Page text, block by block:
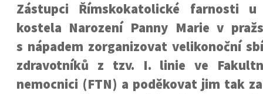
Zástupci Římskokatolické farnosti u
kostela Narození Panny Marie v
s nápadem zorganizovat velikonoční
zdravotníků z tzv. I. linie ve
nemocnici (FTN) a poděkovat jim tak